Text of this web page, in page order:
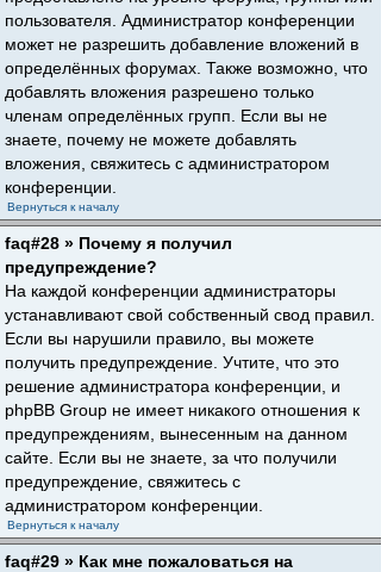
пользователя. Администратор конференции
может не разрешить добавление вложений в
определённых форумах. Также возможно, что
добавлять вложения разрешено только
членам определённых групп. Если вы не
знаете, почему не можете добавлять
вложения, свяжитесь с администратором
конференции.
Вернуться к началу
faq#28 » Почему я получил
предупреждение?
На каждой конференции администраторы
устанавливают свой собственный свод правил.
Если вы нарушили правило, вы можете
получить предупреждение. Учтите, что это
решение администратора конференции, и
phpBB Group не имеет никакого отношения к
предупреждениям, вынесенным на данном
сайте. Если вы не знаете, за что получили
предупреждение, свяжитесь с
администратором конференции.
Вернуться к началу
faq#29 » Как мне пожаловаться на